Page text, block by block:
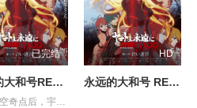
已完结
永远的大和号REBEL3199第六章碧蓝迷宫
穿越时空奇点后，宇宙战舰大和号抵达了一个全新的世界。这里并非未来，而是2026年的东京。远在加米拉斯战争爆发之前。一个未受行星核弹摧残的古老地球。如果大和号在这个时代驶向加米拉斯星球，未来或许会被改变。德萨里姆试图实现的“历史篡改”——土门龙介也面临着同样的诱惑。人类被德萨里姆改造的未来，以及战争本身的历史，或许都会消失。宇宙战舰大和号——以及他们自身——也将不复存在。然而，和平将会留存。一个阻止悲剧发生的绝望愿望。在莎夏猩红双眼的注视下，大和号化作一艘漆黑的战舰。在它留下的痕迹尽头，等待着它的是什么？
HD
永远的大和号 REBEL3199 第六章 碧蓝迷宫